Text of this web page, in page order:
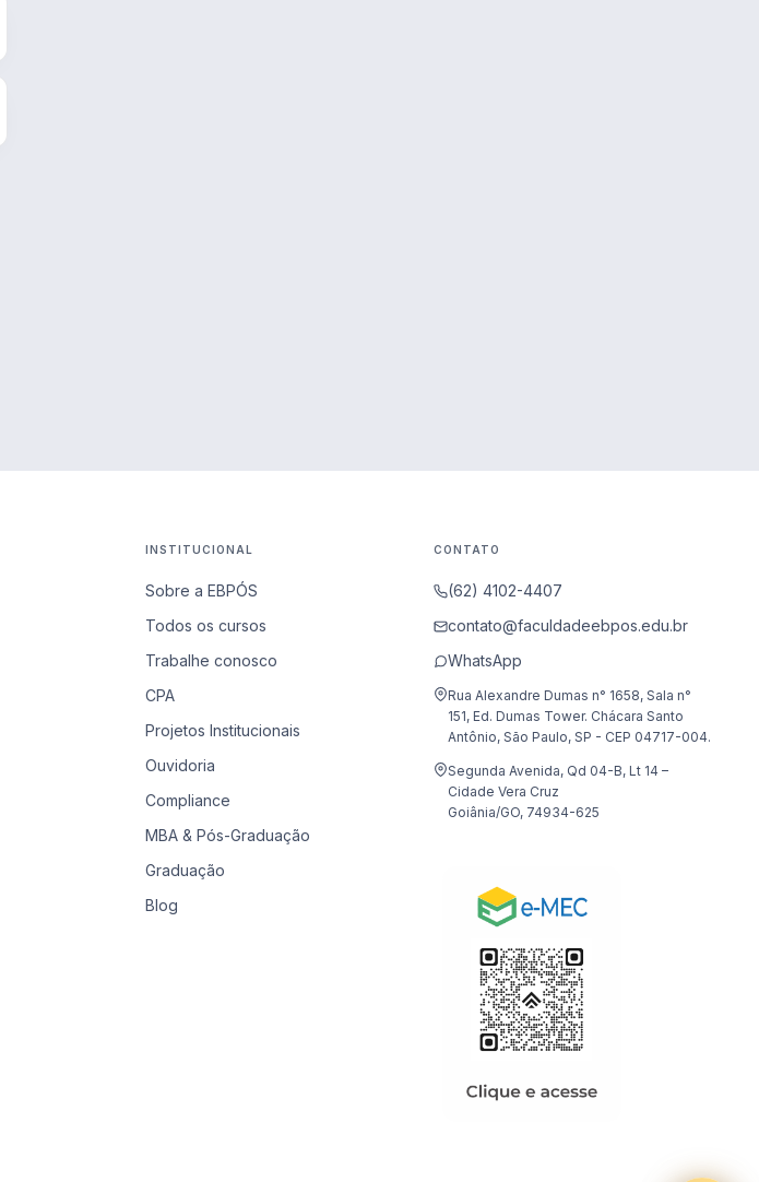
INSTITUCIONAL
Sobre a EBPÓS
Todos os cursos
Trabalhe conosco
CPA
Projetos Institucionais
Ouvidoria
Compliance
MBA & Pós-Graduação
Graduação
Blog
CONTATO
(62) 4102-4407
contato@faculdadeebpos.edu.br
WhatsApp
Rua Alexandre Dumas n° 1658, Sala n°
151, Ed. Dumas Tower. Chácara Santo
Antônio, São Paulo, SP - CEP 04717-004.
Segunda Avenida, Qd 04-B, Lt 14 –
Cidade Vera Cruz
Goiânia/GO, 74934-625